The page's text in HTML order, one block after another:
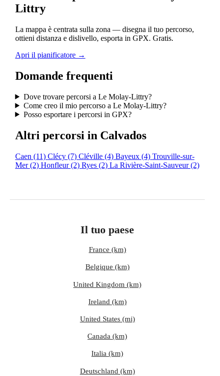
Littry
La mappa è centrata sulla zona — disegna il tuo percorso,
ottieni distanza e dislivello, esporta in GPX. Gratis.
Apri il pianificatore →
Domande frequenti
Dove trovare percorsi a Le Molay-Littry?
Come creo il mio percorso a Le Molay-Littry?
Posso esportare i percorsi in GPX?
Altri percorsi in Calvados
Caen (11) Clécy (7) Cléville (4) Bayeux (4) Trouville-sur-
Mer(2) Honfleur(2) Ryes (2) La Rivière-Saint-Sauveur(2)
Il tuo paese
France (km)
Belgique (km)
United Kingdom (km)
Ireland (km)
United States (mi)
Canada (km)
Italia (km)
Deutschland (km)